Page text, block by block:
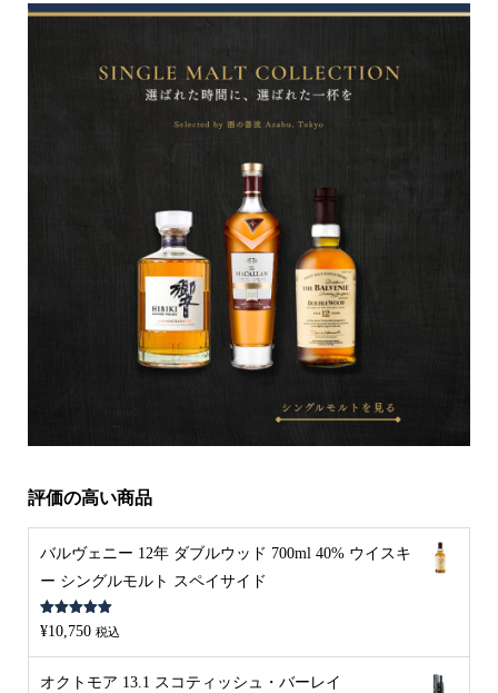
評価の高い商品
バルヴェニー 12年 ダブルウッド 700ml 40% ウイスキ
ー シングルモルト スペイサイド
5段階中5.00
の評価
¥10,750 税込
オクトモア 13.1 スコティッシュ・バーレイ